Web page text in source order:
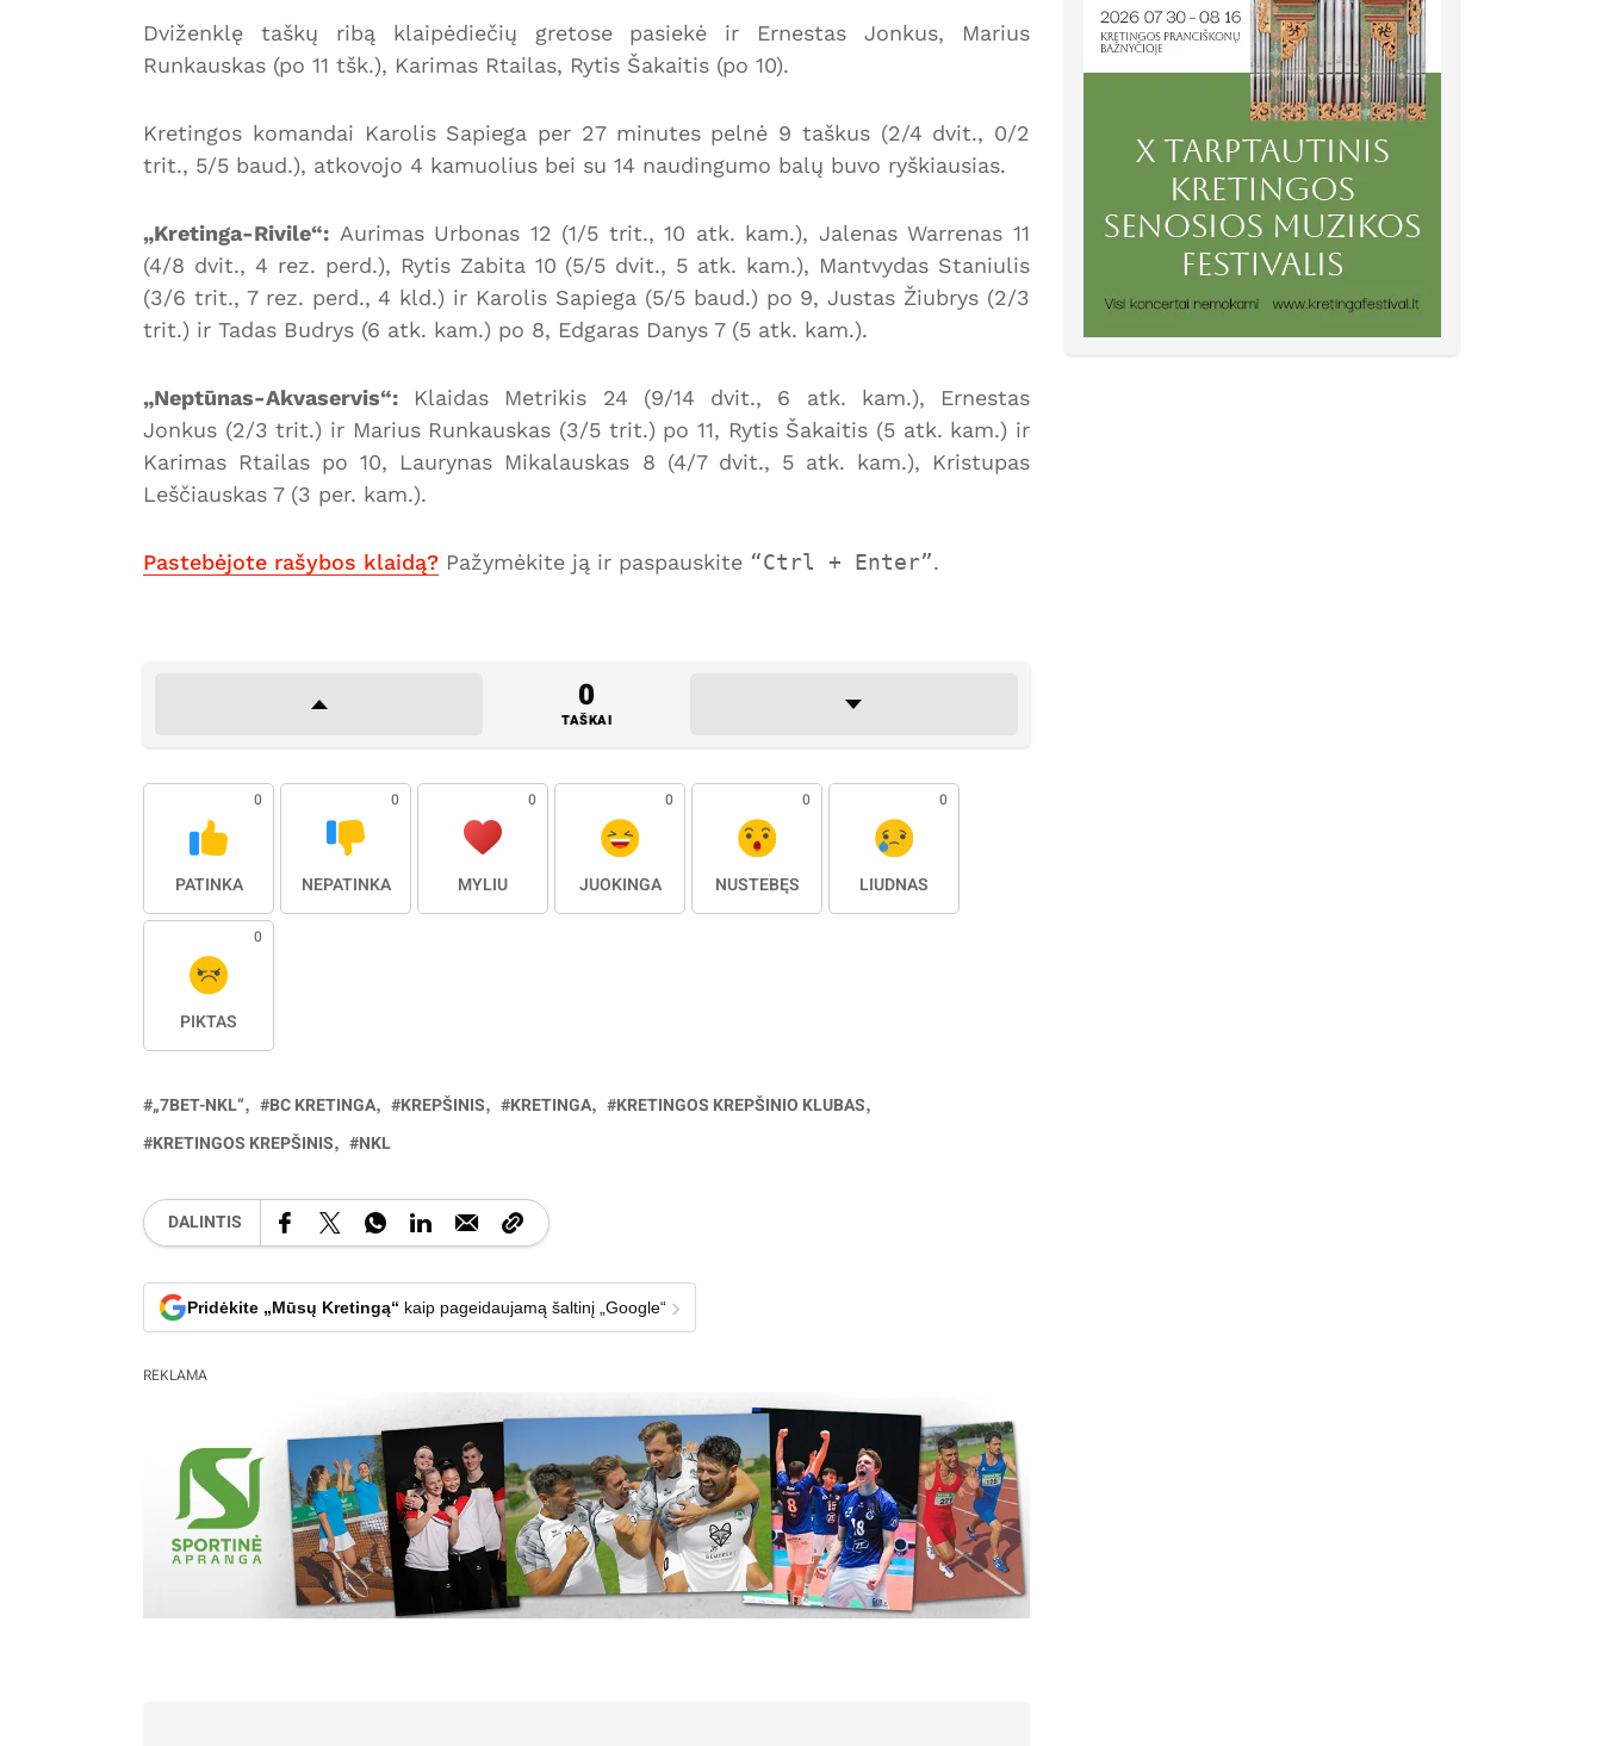
Dviženklę taškų ribą klaipėdiečių gretose pasiekė ir Ernestas Jonkus, Marius
Runkauskas (po 11 tšk.), Karimas Rtailas, Rytis Šakaitis (po 10).
Kretingos komandai Karolis Sapiega per 27 minutes pelnė 9 taškus (2/4 dvit., 0/2
trit., 5/5 baud.), atkovojo 4 kamuolius bei su 14 naudingumo balų buvo ryškiausias.
„Kretinga-Rivile“: Aurimas Urbonas 12 (1/5 trit., 10 atk. kam.), Jalenas Warrenas 11
(4/8 dvit., 4 rez. perd.), Rytis Zabita 10 (5/5 dvit., 5 atk. kam.), Mantvydas Staniulis
(3/6 trit., 7 rez. perd., 4 kld.) ir Karolis Sapiega (5/5 baud.) po 9, Justas Žiubrys (2/3
trit.) ir Tadas Budrys (6 atk. kam.) po 8, Edgaras Danys 7 (5 atk. kam.).
„Neptūnas-Akvaservis“: Klaidas Metrikis 24 (9/14 dvit., 6 atk. kam.), Ernestas
Jonkus (2/3 trit.) ir Marius Runkauskas (3/5 trit.) po 11, Rytis Šakaitis (5 atk. kam.) ir
Karimas Rtailas po 10, Laurynas Mikalauskas 8 (4/7 dvit., 5 atk. kam.), Kristupas
Leščiauskas 7 (3 per. kam.).
Pastebėjote rašybos klaidą? Pažymėkite ją ir paspauskite Ctrl + Enter .
0
TAŠKAI
0
PATINKA
0
NEPATINKA
0
MYLIU
0
JUOKINGA
0
NUSTEBĘS
0
LIŪDNAS
0
PIKTAS
„7BET-NKL“ BC KRETINGA KREPŠINIS KRETINGA
KRETINGOS KREPŠINIO KLUBAS
KRETINGOS KREPŠINIS
NKL
DALINTIS
Pridėkite „Mūsų Kretingą“ kaip pageidaujamą šaltinį „Google“ ›
REKLAMA